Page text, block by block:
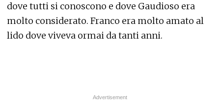
dove tutti si conoscono e dove Gaudioso era
molto considerato. Franco era molto amato al
lido dove viveva ormai da tanti anni.